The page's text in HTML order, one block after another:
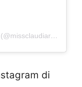
Un post condiviso da Claudia Ruggeri (@missclaudiaruggeri)
di